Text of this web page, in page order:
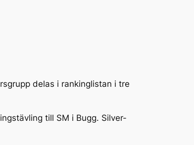
delas i rankinglistan i tre
till SM i Bugg. Silver-